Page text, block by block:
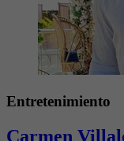
Entretenimiento
Carmen